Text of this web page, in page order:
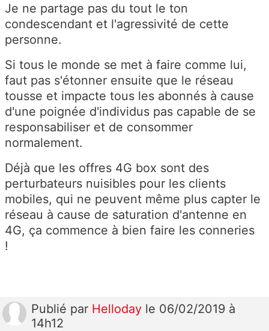
Je ne partage pas du tout le ton
condescendant et l'agressivité de cette
personne.
Si tous le monde se met à faire comme lui,
faut pas s'étonner ensuite que le réseau
tousse et impacte tous les abonnés à cause
d'une poignée d'individus pas capable de se
responsabiliser et de consommer
normalement.
Déjà que les offres 4G box sont des
perturbateurs nuisibles pour les clients
mobiles, qui ne peuvent même plus capter le
réseau à cause de saturation d'antenne en
4G, ça commence à bien faire les conneries
!
Publié par Helloday le 06/02/2019 à
14h12